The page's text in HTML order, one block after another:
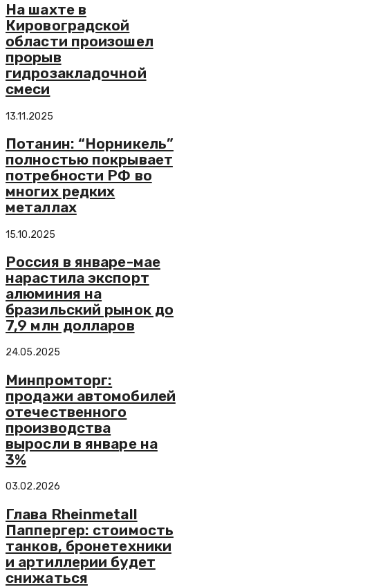
На шахте в
Кировоградской
области произошел
прорыв
гидрозакладочной
смеси
13.11.2025
Потанин: “Норникель”
полностью покрывает
потребности РФ во
многих редких
металлах
15.10.2025
Россия в январе-мае
нарастила экспорт
алюминия на
бразильский рынок до
7,9 млн долларов
24.05.2025
Минпромторг:
продажи автомобилей
отечественного
производства
выросли в январе на
3%
03.02.2026
Глава Rheinmetall
Паппергер: стоимость
танков, бронетехники
и артиллерии будет
снижаться